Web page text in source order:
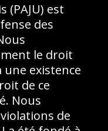
(PAJU) est
des
le droit
existence
de ce
Nous
de